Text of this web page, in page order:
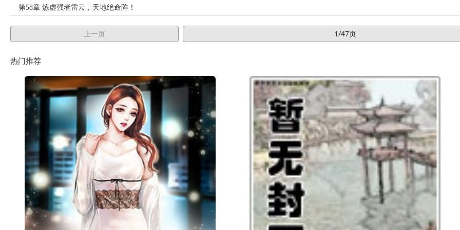
第58章 炼虚强者雷云，天地绝命阵！
第59章 饕餮根骨，陈长生：你想被做成什么口味？
第62章 “大推演术”，寻人之旅结束
第63章 昆仑圣子姜不凡，麻烦上门了
第64章 破译补天膏，陈长生跑路了
第65章 一千万里的陪伴，曾经的小和尚
第66章 不详再现，为故人送葬
第67章 故人辞别，三百二十年的沉睡
第68章 意料之外的变化，陈长生“浇蛋”生活
第69章 天骄大会，陈长生：我是送葬人的徒弟？
上一页 1/47页
热门推荐